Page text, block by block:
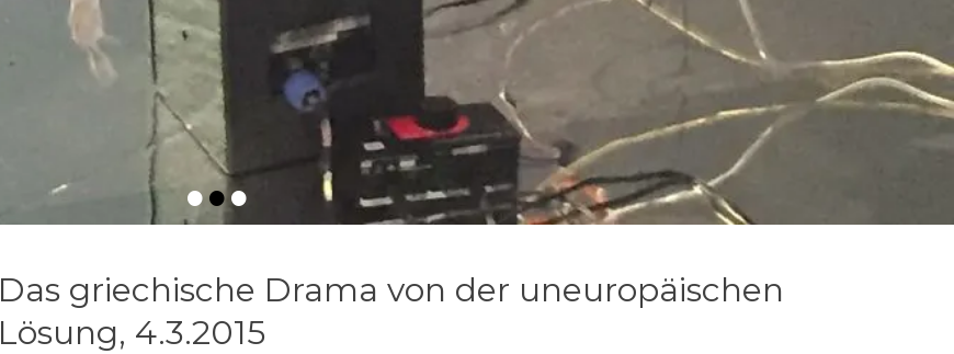
•••
Das griechische Drama von der uneuropäischen
Lösung, 4.3.2015